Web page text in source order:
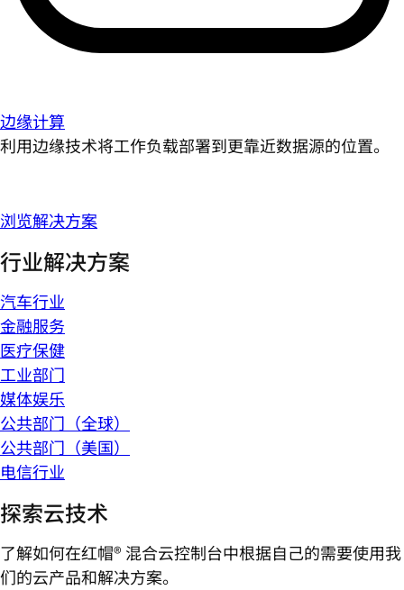
边缘计算
利用边缘技术将工作负载部署到更靠近数据源的位置。
浏览解决方案
行业解决方案
汽车行业
金融服务
医疗保健
工业部门
媒体娱乐
公共部门（全球）
公共部门（美国）
电信行业
探索云技术
了解如何在红帽® 混合云控制台中根据自己的需要使用我
们的云产品和解决方案。